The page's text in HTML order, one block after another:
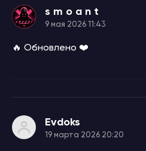
s m o a n t
9 мая 2026 11:43
🔥 Обновлено ❤️
Evdoks
19 марта 2026 20:20